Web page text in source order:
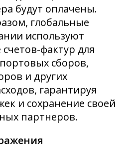
будут оплачены.
глобальные
используют
фактур для
сборов,
и других
гарантируя
и сохранение своей
партнеров.